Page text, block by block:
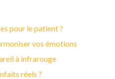
pour le patient ?
vos émotions
à infrarouge
réels ?